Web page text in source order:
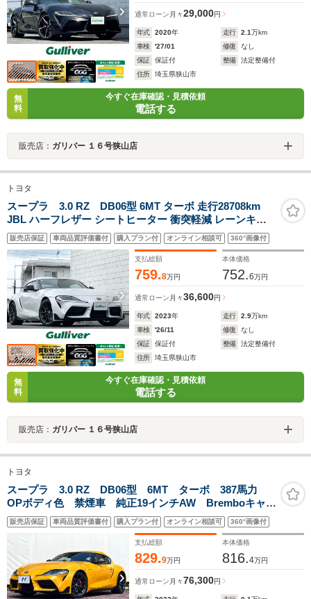
通常ローン 月々29,000円
年式 2020年 走行 2.1万km
車検
'27/01 修復
なし
保証
保証付 整備
法定整備付
住所
埼玉県狭山市
無
料
今すぐ在庫確認・見積依頼
電話する
販売店： ガリバー １６号狭山店
トヨタ
スープラ 3.0 RZ DB06型 6MT ターボ 走行28708km
JBL ハーフレザー シートヒーター 衝突軽減 レーンキー
プ ブラインドスポット ナビ Bluetooth バックカメラ
LEDヘッドライト FRコーナーセンサー Fドラレコ ETC
販売店保証 車両品質評価書付 購入プラン付 オンライン相談可 360°画像付
支払総額
759.8万円
本体価格
752.6万円
通常ローン 月々36,600円
年式 2023年 走行 2.9万km
車検
'26/11 修復
なし
保証
保証付 整備
法定整備付
住所
埼玉県狭山市
無
料
今すぐ在庫確認・見積依頼
電話する
販売店： ガリバー １６号狭山店
トヨタ
スープラ 3.0 RZ DB06型 6MT ターボ 387馬力
OPボディ色 禁煙車 純正19インチAW Bremboキャリ
パー JBLサウンド バックカメラ プリクラッシュセー
フティ レーダークルーズ ETC
販売店保証 車両品質評価書付 購入プラン付 オンライン相談可 360°画像付
支払総額
829.9万円
本体価格
816.4万円
通常ローン 月々76,300円